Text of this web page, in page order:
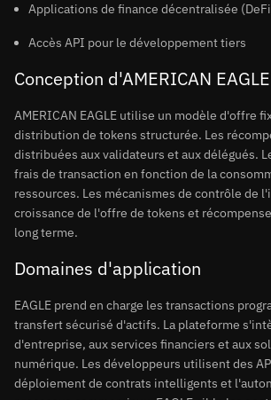
Applications de finance décentralisée
Accès API pour le développement tiers
Conception d'AMERICAN EAGLE
AMERICAN EAGLE utilise un modèle d'offre
distribution de tokens structurée. Les
distribuées aux validateurs et aux délégués.
frais de transaction en fonction de la
ressources. Les mécanismes de contrôle de
croissance de l'offre de tokens et
long terme.
Domaines d'application
EAGLE prend en charge les transactions
transfert sécurisé d'actifs. La plateforme
d'entreprise, aux services financiers et aux
numérique. Les développeurs utilisent des
déploiement de contrats intelligents et